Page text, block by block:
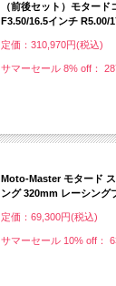
（前後セット）モター
F3.50/16.5インチ R5.00/
定価：310,970円(税込)
サマーセール 8% off：
Moto-Master モタード
ング 320mm レーシング
定価：69,300円(税込)
サマーセール 10% off：